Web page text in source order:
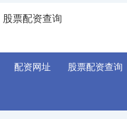
股票配资查询
配资网址 股票配资查询